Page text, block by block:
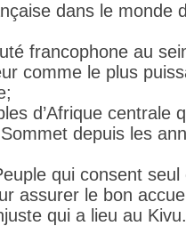
dans le monde
francophone au
comme le plus
d’Afrique centrale
depuis les
qui consent
assurer le bon
qui a lieu au Kivu.